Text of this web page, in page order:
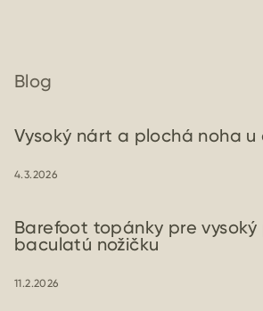
Blog
Vysoký nárt a plochá noha u
4.3.2026
Barefoot topánky pre
baculatú nožičku
11.2.2026